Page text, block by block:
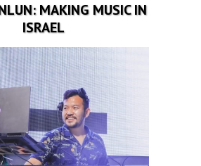
MAKING MUSIC IN
ISRAEL